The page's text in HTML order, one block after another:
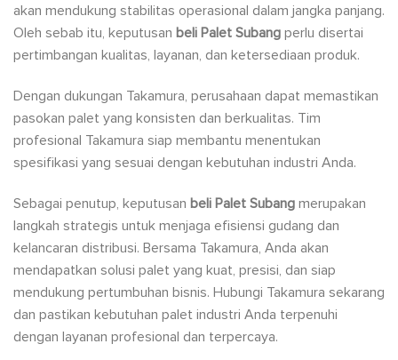
akan mendukung stabilitas operasional dalam jangka panjang.
Oleh sebab itu, keputusan beli Palet Subang perlu disertai
pertimbangan kualitas, layanan, dan ketersediaan produk.
Dengan dukungan Takamura, perusahaan dapat memastikan
pasokan palet yang konsisten dan berkualitas. Tim
profesional Takamura siap membantu menentukan
spesifikasi yang sesuai dengan kebutuhan industri Anda.
Sebagai penutup, keputusan beli Palet Subang merupakan
langkah strategis untuk menjaga efisiensi gudang dan
kelancaran distribusi. Bersama Takamura, Anda akan
mendapatkan solusi palet yang kuat, presisi, dan siap
mendukung pertumbuhan bisnis. Hubungi Takamura sekarang
dan pastikan kebutuhan palet industri Anda terpenuhi
dengan layanan profesional dan terpercaya.